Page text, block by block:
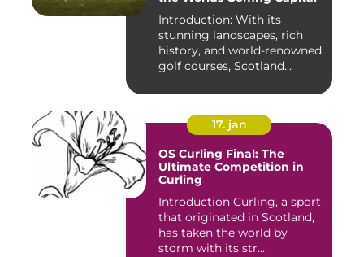
Introduction: With its
stunning landscapes, rich
history, and world-renowned
golf courses, Scotland...
17. jan
OS Curling Final: The
Ultimate Competition in
Curling
Introduction Curling, a sport
that originated in Scotland,
has taken the world by
storm with its str...